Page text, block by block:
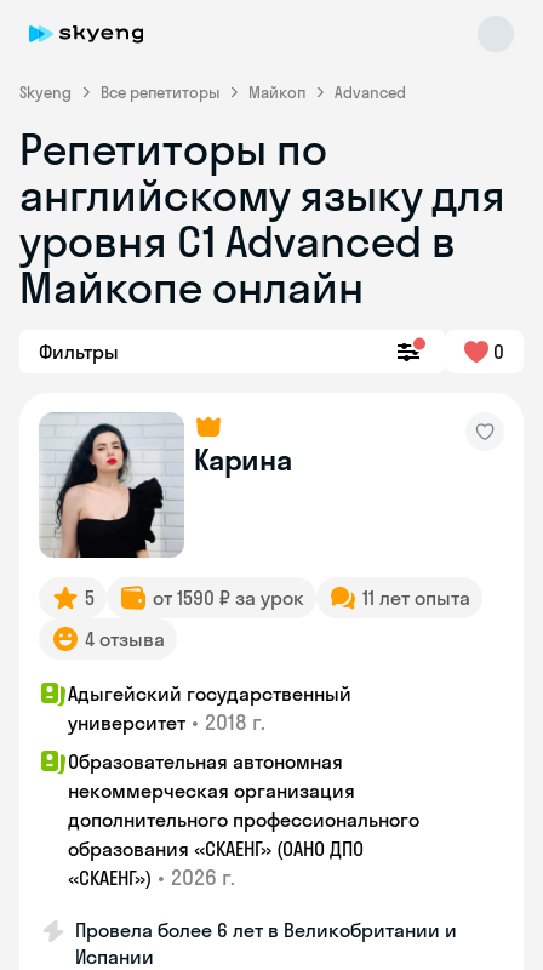
Skyeng Все репетиторы Майкоп Advanced
Репетиторы по
английскому языку для
уровня C1 Advanced в
Майкопе онлайн
Фильтры 0
Карина
5 от 1590 ₽ за урок
11 лет опыта
4 отзыва
Адыгейский государственный
университет • 2018 г.
Образовательная автономная
некоммерческая организация
дополнительного профессионального
образования «СКАЕНГ» (ОАНО ДПО
«СКАЕНГ») • 2026 г.
Провела более 6 лет в Великобритании и
Испании